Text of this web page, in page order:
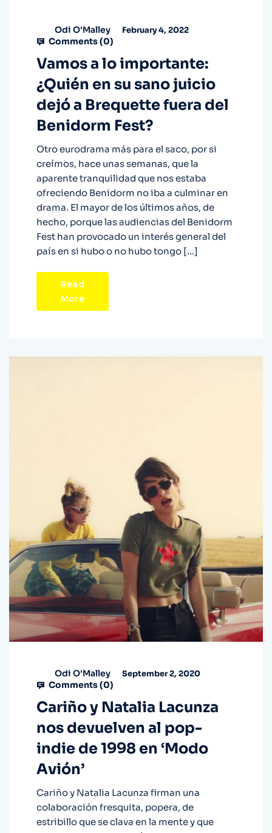
Odi O'Malley February 4, 2022
Comments (0)
Vamos a lo importante:
¿Quién en su sano juicio
dejó a Brequette fuera del
Benidorm Fest?
Otro eurodrama más para el saco, por si
creímos, hace unas semanas, que la
aparente tranquilidad que nos estaba
ofreciendo Benidorm no iba a culminar en
drama. El mayor de los últimos años, de
hecho, porque las audiencias del Benidorm
Fest han provocado un interés general del
país en si hubo o no hubo tongo […]
Read
More
Odi O'Malley September 2, 2020
Comments (0)
Cariño y Natalia Lacunza
nos devuelven al pop-
indie de 1998 en ‘Modo
Avión’
Cariño y Natalia Lacunza firman una
colaboración fresquita, popera, de
estribillo que se clava en la mente y que